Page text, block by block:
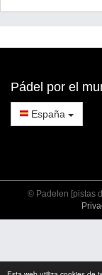
Pádel por el
España
© Padelen [pistas